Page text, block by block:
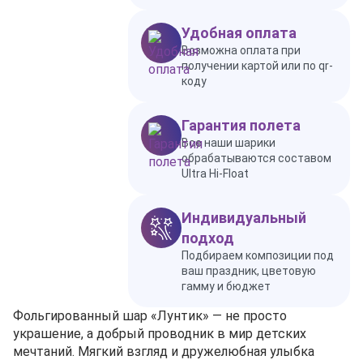
Удобная оплата
Возможна оплата при
получении картой или по qr-
коду
Гарантия полета
Все наши шарики
обрабатываются составом
Ultra Hi-Float
Индивидуальный
подход
Подбираем композиции под
ваш праздник, цветовую
гамму и бюджет
Фольгированный шар «Лунтик» — не просто
украшение, а добрый проводник в мир детских
мечтаний. Мягкий взгляд и дружелюбная улыбка